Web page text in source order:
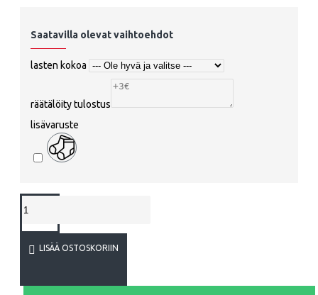
Saatavilla olevat vaihtoehdot
lasten kokoa
räätälöity tulostus
lisävaruste
LISÄÄ OSTOSKORIIN